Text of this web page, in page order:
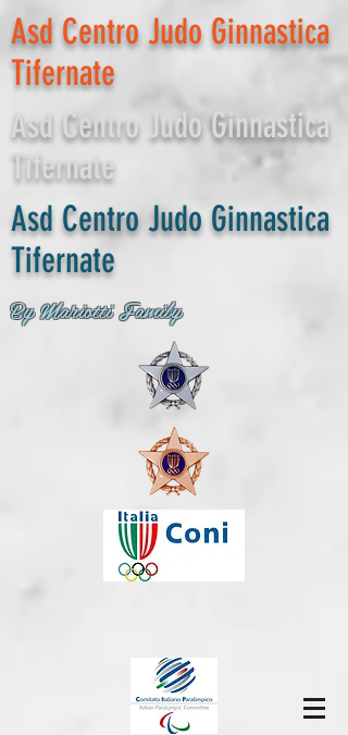
Asd Centro Judo Ginnastica
Tifernate
Asd Centro Judo Ginnastica
Tifernate
Asd Centro Judo Ginnastica
Tifernate
By Mariotti Family